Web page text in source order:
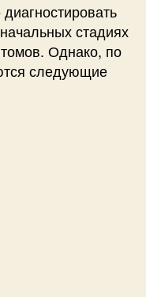
стадиях
Однако, по
следующие